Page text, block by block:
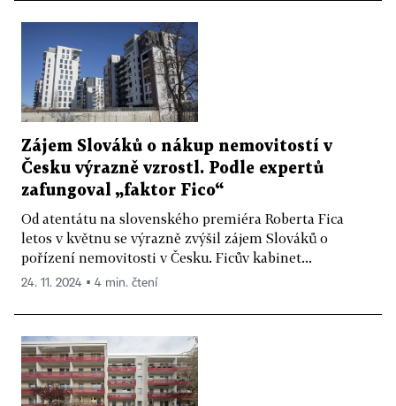
Zájem Slováků o nákup nemovitostí v
Česku výrazně vzrostl. Podle expertů
zafungoval „faktor Fico“
Od atentátu na slovenského premiéra Roberta Fica
letos v květnu se výrazně zvýšil zájem Slováků o
pořízení nemovitosti v Česku. Ficův kabinet...
24. 11. 2024 ▪ 4 min. čtení